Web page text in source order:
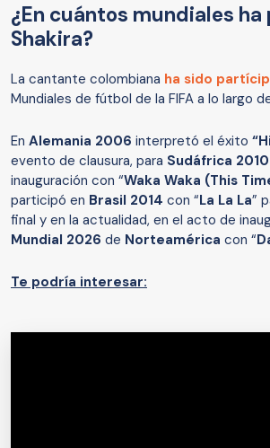
¿En cuántos mundiales
Shakira?
La cantante colombiana ha sido
Mundiales de fútbol de la FIFA a lo largo
En Alemania 2006 interpretó el éxito
evento de clausura, para Sudáfrica 2010
inauguración con “Waka Waka (This
participó en Brasil 2014 con “La La La”
final y en la actualidad, en el acto de
Mundial 2026 de Norteamérica con “
Te podría interesar: